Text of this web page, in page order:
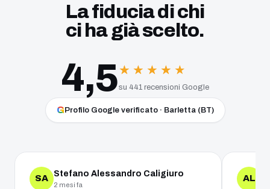
La fiducia di chi
ci ha già scelto.
4,5★
★ ★
★ ★
★ ★
★ ★
★
su 441 recensioni Google
GProfilo Google verificato · Barletta (BT)
SA Stefano Alessandro Caligiuro
2 mesi fa
AL